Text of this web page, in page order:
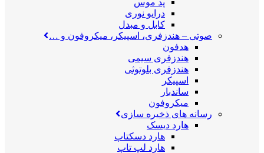
پد موس
درایو نوری
کابل و مبدل
صوتی – هندزفری، اسپیکر، میکروفون و …
هدفون
هندزفری سیمی
هندزفری بلوتوثی
اسپیکر
ساندبار
میکروفون
رسانه های ذخیره سازی
هارد دیسک
هارد دسکتاپ
هارد لپ تاپ